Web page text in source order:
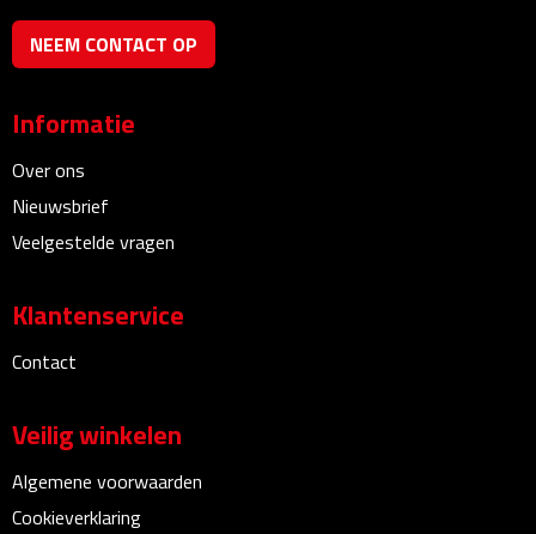
Muismatten
Pennenhouders
Puntenslijpers
Rekenmachines
Document- & Schrijfmappen
Multifunctionele documentmappen
Schrijfmappen
NEEM CONTACT OP
Informatie
Over ons
Nieuwsbrief
Veelgestelde vragen
Klantenservice
Contact
Veilig winkelen
Algemene voorwaarden
Cookieverklaring